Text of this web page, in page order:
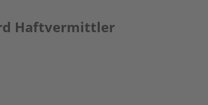
Haftvermittler